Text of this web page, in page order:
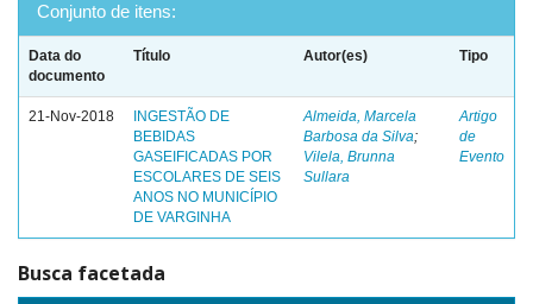
Conjunto de itens:
Data do
documento
Título Autor(es) Tipo
21-Nov-2018
INGESTÃO DE
BEBIDAS
GASEIFICADAS POR
ESCOLARES DE SEIS
ANOS NO MUNICÍPIO
DE VARGINHA
Almeida, Marcela
Barbosa da Silva;
Vilela, Brunna
Sullara
Artigo
de
Evento
Busca facetada